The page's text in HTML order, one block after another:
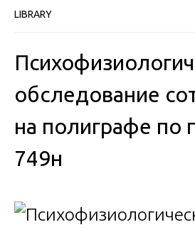
LIBRARY
обследование
на полиграфе по
749н